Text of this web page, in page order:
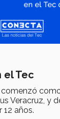
el Tec
comenzó
Veracruz, y
años.